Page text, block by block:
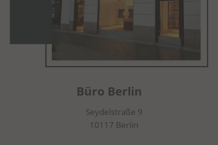
Büro Berlin
Seydelstraße 9
10117 Berlin